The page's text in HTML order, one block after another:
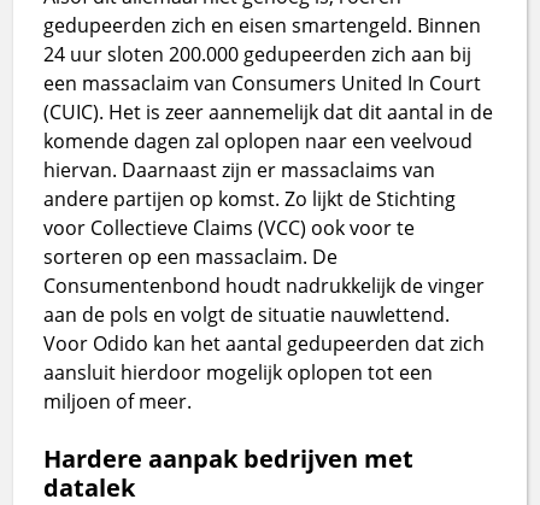
gedupeerden zich en eisen smartengeld. Binnen
24 uur sloten 200.000 gedupeerden zich aan bij
een massaclaim van Consumers United In Court
(CUIC). Het is zeer aannemelijk dat dit aantal in de
komende dagen zal oplopen naar een veelvoud
hiervan. Daarnaast zijn er massaclaims van
andere partijen op komst. Zo lijkt de Stichting
voor Collectieve Claims (VCC) ook voor te
sorteren op een massaclaim. De
Consumentenbond houdt nadrukkelijk de vinger
aan de pols en volgt de situatie nauwlettend.
Voor Odido kan het aantal gedupeerden dat zich
aansluit hierdoor mogelijk oplopen tot een
miljoen of meer.
Hardere aanpak bedrijven met
datalek